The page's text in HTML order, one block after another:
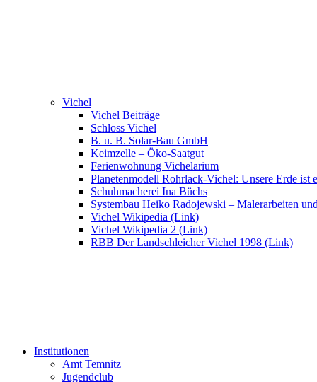
Vichel
Vichel Beiträge
Schloss Vichel
B. u. B. Solar-Bau GmbH
Keimzelle – Öko-Saatgut
Ferienwohnung Vichelarium
Planetenmodell Rohrlack-Vichel: Unsere Erde ist
Schuhmacherei Ina Büchs
Systembau Heiko Radojewski – Malerarbeiten
Vichel Wikipedia (Link)
Vichel Wikipedia 2 (Link)
RBB Der Landschleicher Vichel 1998 (Link)
Institutionen
Amt Temnitz
Jugendclub